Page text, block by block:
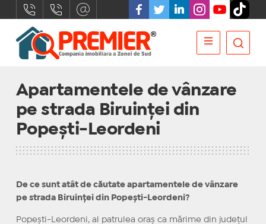
Apartamentele de vânzare
pe strada Biruinței din
Popești-Leordeni
De ce sunt atât de căutate apartamentele de vânzare
pe strada Biruinței din Popești-Leordeni?
Popești-Leordeni, al patrulea oraș ca mărime din județul